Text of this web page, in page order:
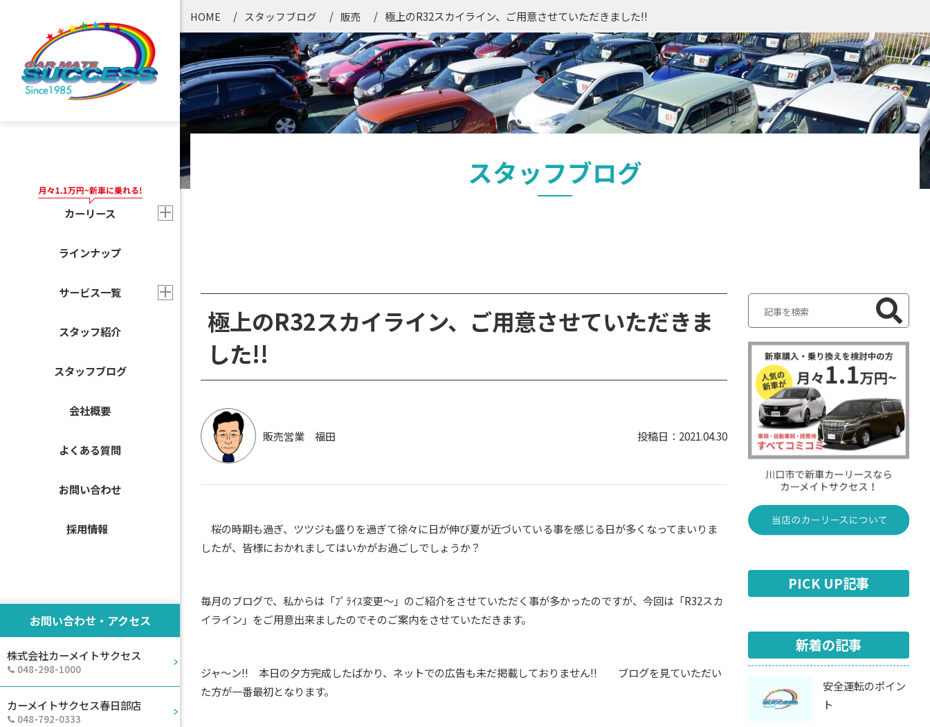
カーリース
ラインナップ
サービス一覧
スタッフ紹介
スタッフブログ
会社概要
よくある質問
お問い合わせ
採用情報
お問い合わせ・アクセス
株式会社カーメイトサクセス
048-298-1000
カーメイトサクセス春日部店
048-792-0333
HOME スタッフブログ 販売 極上のR32スカイライン、ご用意させていただきました!!
スタッフブログ
極上のR32スカイライン、ご用意させていただきま
した!!
販売営業 福田 2021.04.30
桜の時期も過ぎ、ツツジも盛りを過ぎて徐々に日が伸び夏が近づいている事を感じる日が多くなってまいりま
したが、皆様におかれましてはいかがお過ごしでしょうか？
毎月のブログで、私からは「ﾌﾟﾗｲｽ変更～」のご紹介をさせていただく事が多かったのですが、今回は「R32スカ
イライン」をご用意出来ましたのでそのご案内をさせていただきます。
ジャ～ン!! 本日の夕方完成したばかり、ネットでの広告も未だ掲載しておりません!! ブログを見ていただい
た方が一番最初となります。
PICK UP記事
新着の記事
安全運転のポイン
ト